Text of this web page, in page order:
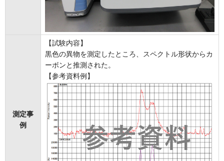
測定事
例
【試験内容】
黒色の異物を測定したところ、スペクトル形状からカ
ーボンと推測された。
【参考資料例】